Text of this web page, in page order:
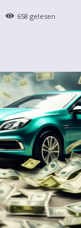
658 gelesen